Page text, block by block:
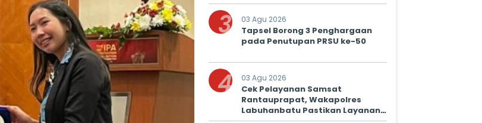
3 03 Agu 2026
Tapsel Borong 3 Penghargaan
pada Penutupan PRSU ke-50
4 03 Agu 2026
Cek Pelayanan Samsat
Rantauprapat, Wakapolres
Labuhanbatu Pastikan Layanan